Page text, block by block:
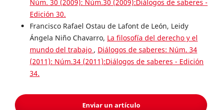
Núm. 30 (2009): Núm.30 (2009):Diálogos de saberes -
Edición 30.
Francisco Rafael Ostau de Lafont de León, Leidy
Ángela Niño Chavarro, La filosofía del derecho y el
mundo del trabajo , Diálogos de saberes: Núm. 34
(2011): Núm.34 (2011):Diálogos de saberes - Edición
34.
Enviar un artículo